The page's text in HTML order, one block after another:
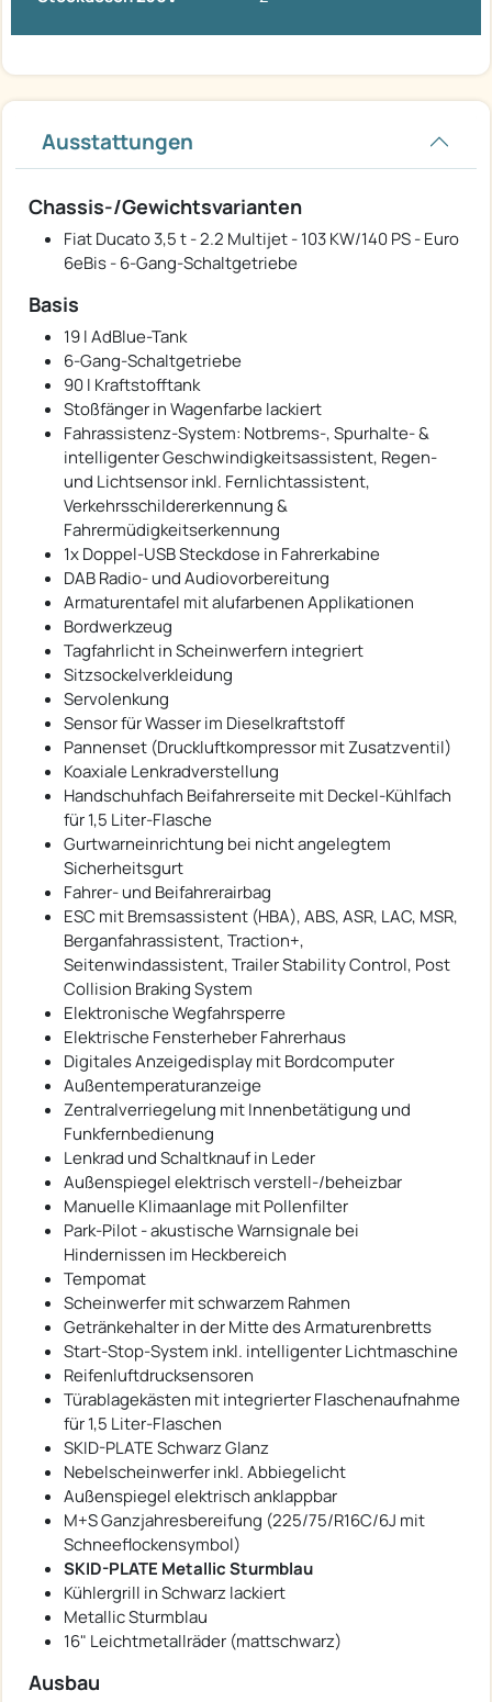
Ausstattungen
Chassis-/Gewichtsvarianten
Fiat Ducato 3,5 t - 2.2 Multijet - 103 KW/140 PS - Euro
6eBis - 6-Gang-Schaltgetriebe
Basis
19 l AdBlue-Tank
6-Gang-Schaltgetriebe
90 l Kraftstofftank
Stoßfänger in Wagenfarbe lackiert
Fahrassistenz-System: Notbrems-, Spurhalte- &
intelligenter Geschwindigkeitsassistent, Regen-
und Lichtsensor inkl. Fernlichtassistent,
Verkehrsschildererkennung &
Fahrermüdigkeitserkennung
1x Doppel-USB Steckdose in Fahrerkabine
DAB Radio- und Audiovorbereitung
Armaturentafel mit alufarbenen Applikationen
Bordwerkzeug
Tagfahrlicht in Scheinwerfern integriert
Sitzsockelverkleidung
Servolenkung
Sensor für Wasser im Dieselkraftstoff
Pannenset (Druckluftkompressor mit Zusatzventil)
Koaxiale Lenkradverstellung
Handschuhfach Beifahrerseite mit Deckel-Kühlfach
für 1,5 Liter-Flasche
Gurtwarneinrichtung bei nicht angelegtem
Sicherheitsgurt
Fahrer- und Beifahrerairbag
ESC mit Bremsassistent (HBA), ABS, ASR, LAC, MSR,
Berganfahrassistent, Traction+,
Seitenwindassistent, Trailer Stability Control, Post
Collision Braking System
Elektronische Wegfahrsperre
Elektrische Fensterheber Fahrerhaus
Digitales Anzeigedisplay mit Bordcomputer
Außentemperaturanzeige
Zentralverriegelung mit Innenbetätigung und
Funkfernbedienung
Lenkrad und Schaltknauf in Leder
Außenspiegel elektrisch verstell-/beheizbar
Manuelle Klimaanlage mit Pollenfilter
Park-Pilot - akustische Warnsignale bei
Hindernissen im Heckbereich
Tempomat
Scheinwerfer mit schwarzem Rahmen
Getränkehalter in der Mitte des Armaturenbretts
Start-Stop-System inkl. intelligenter Lichtmaschine
Reifenluftdrucksensoren
Türablagekästen mit integrierter Flaschenaufnahme
für 1,5 Liter-Flaschen
SKID-PLATE Schwarz Glanz
Nebelscheinwerfer inkl. Abbiegelicht
Außenspiegel elektrisch anklappbar
M+S Ganzjahresbereifung (225/75/R16C/6J mit
Schneeflockensymbol)
SKID-PLATE Metallic Sturmblau
Kühlergrill in Schwarz lackiert
Metallic Sturmblau
16" Leichtmetallräder (mattschwarz)
Ausbau